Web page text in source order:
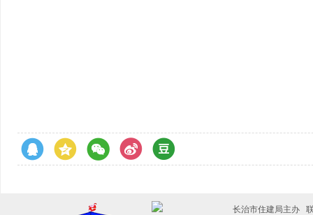
长治市住建局主办